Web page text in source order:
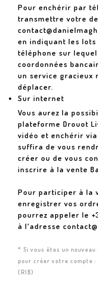
Pour enchérir par
transmettre votre
en indiquant les
téléphone sur
coordonnées
un service gracieux
déplacer.
Sur internet
Vous aurez la
plateforme Drouot
vidéo et enchérir
suffira de vous
créer ou de vous
inscrire à la vente
Pour participer à la
enregistrer vos
pourrez appeler le
à l'adresse
* Si vous êtes un
pour créer votre compte :
(RIB)